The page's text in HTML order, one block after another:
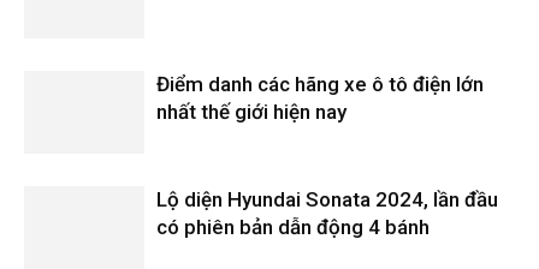
Điểm danh các hãng xe ô tô điện lớn
nhất thế giới hiện nay
Lộ diện Hyundai Sonata 2024, lần đầu
có phiên bản dẫn động 4 bánh